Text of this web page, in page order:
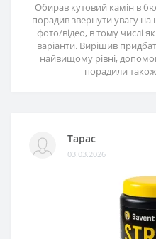
Обирав кутовий камін в
порадив звернути увагу
фото/відео, в тому числі
варіанти. Вирішив
найвищому рівні,
порадили
Тарас
03.03.2026